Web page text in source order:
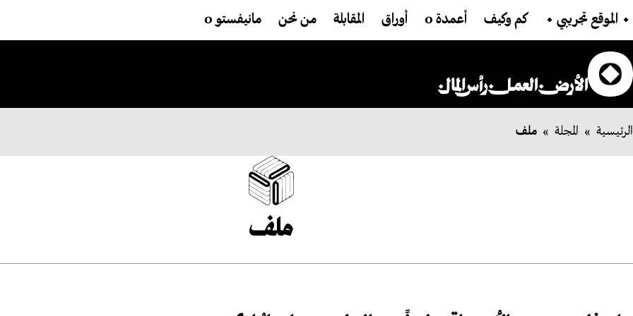
تجاوز إلى المحتوى الرئيسي
Main navigation
⬩ الموقع تجريبي ⬩ كم وكيف أعمدة 0 أوراق المقابلة من نحن مانيفستو 0
مسار التنقل
الرئيسية » المجلة » ملف
ملف